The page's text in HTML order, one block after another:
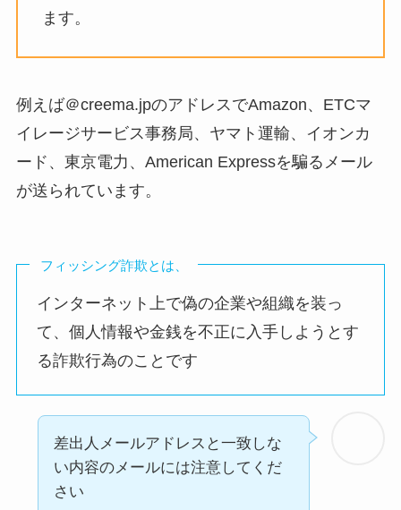
ます。
例えば＠creema.jpのアドレスでAmazon、ETCマ
イレージサービス事務局、ヤマト運輸、イオンカ
ード、東京電力、American Expressを騙るメール
が送られています。
フィッシング詐欺とは、
インターネット上で偽の企業や組織を装っ
て、個人情報や金銭を不正に入手しようとす
る詐欺行為のことです
差出人メールアドレスと一致しな
い内容のメールには注意してくだ
さい